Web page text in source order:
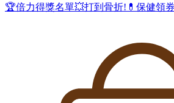
🏆倍力得獎名單💥打到骨折! 💊保健領